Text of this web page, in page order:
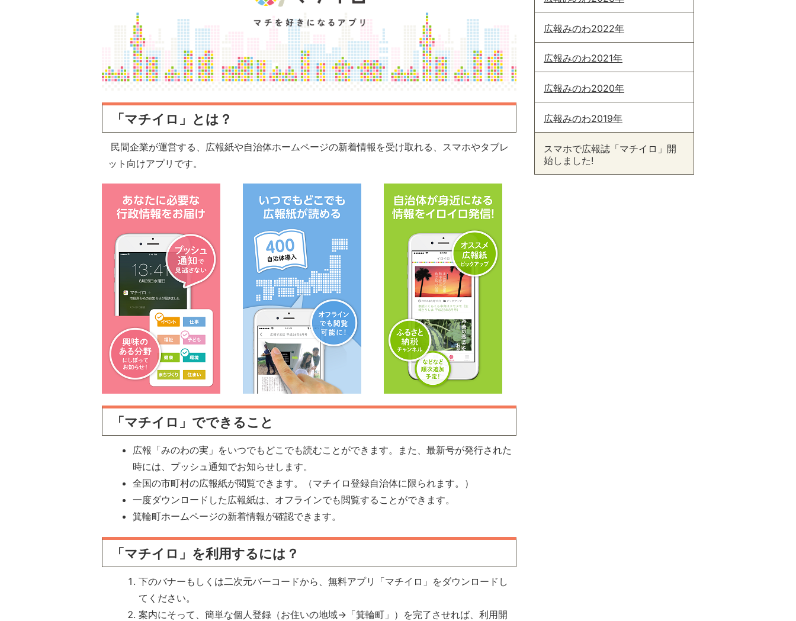
「マチイロ」とは？
民間企業が運営する、広報紙や自治体ホームページの新着情報を受け取れる、スマホやタブレ
ット向けアプリです。
「マチイロ」でできること
広報「みのわの実」をいつでもどこでも読むことができます。また、最新号が発行された
時には、プッシュ通知でお知らせします。
全国の市町村の広報紙が閲覧できます。（マチイロ登録自治体に限られます。）
一度ダウンロードした広報紙は、オフラインでも閲覧することができます。
箕輪町ホームページの新着情報が確認できます。
「マチイロ」を利用するには？
下のバナーもしくは二次元バーコードから、無料アプリ「マチイロ」をダウンロードし
てください。
案内にそって、簡単な個人登録（お住いの地域→「箕輪町」）を完了させれば、利用開
広報みのわ2022年
広報みのわ2021年
広報みのわ2020年
広報みのわ2019年
スマホで広報誌「マチイロ」開
始しました!